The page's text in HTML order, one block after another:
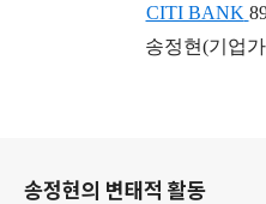
CITI BANK
송정현(기업
송정현의 변태적 활동